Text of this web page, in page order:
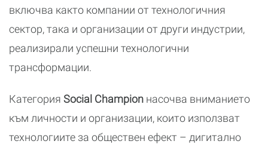
включва както компании от технологичния
сектор, така и организации от други индустрии,
реализирали успешни технологични
трансформации.
Категория Social Champion насочва вниманието
към личности и организации, които използват
технологиите за обществен ефект – дигитално